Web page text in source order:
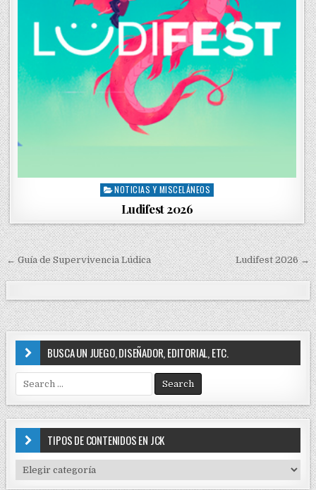
P
t
e
d
i
NOTICIAS Y MISCELÁNEOS
Ludifest 2026
N
a
v
e
a
c
i
ó
n
← Guía de Supervivencia Lúdica Ludifest 2026 →
BUSCA UN JUEGO, DISEÑADOR, EDITORIAL, ETC.
e
a
r
o
TIPOS DE CONTENIDOS EN JCK
I